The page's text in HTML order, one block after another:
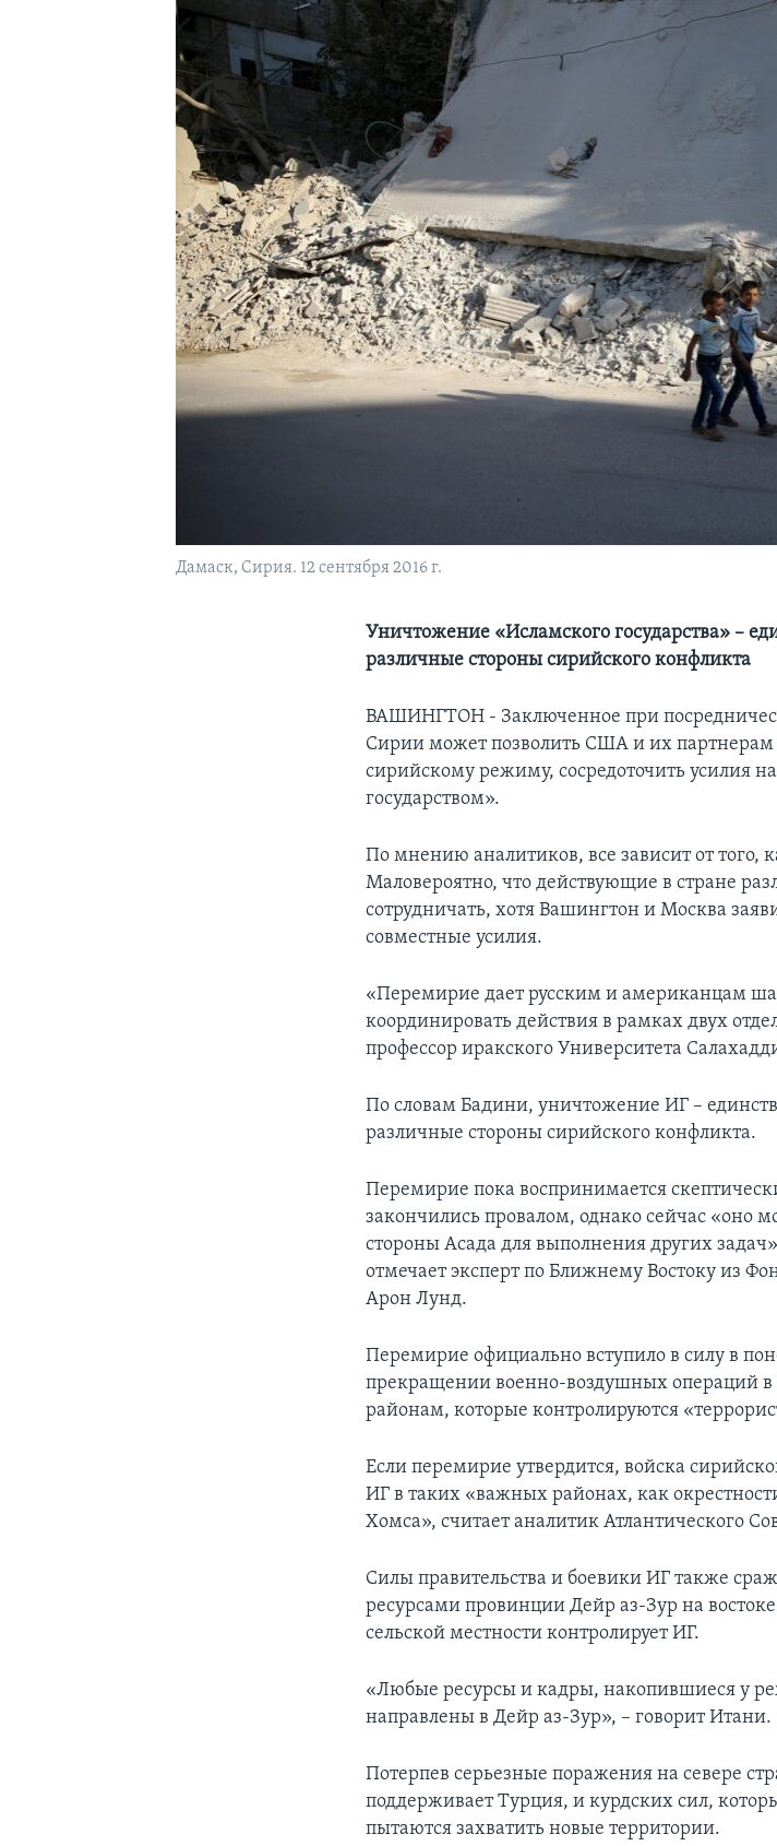
Дамаск, Сирия. 12 сентября 2016 г.
Уничтожение «Исламского государства» –
различные стороны сирийского конфликта
ВАШИНГТОН - Заключенное при
Сирии может позволить США и их партнерам
сирийскому режиму, сосредоточить усилия
государством».
По мнению аналитиков, все зависит от того,
Маловероятно, что действующие в стране
сотрудничать, хотя Вашингтон и Москва
совместные усилия.
«Перемирие дает русским и американцам
координировать действия в рамках двух
профессор иракского Университета
По словам Бадини, уничтожение ИГ –
различные стороны сирийского конфликта.
Перемирие пока воспринимается
закончились провалом, однако сейчас «оно
стороны Асада для выполнения других
отмечает эксперт по Ближнему Востоку из
Арон Лунд.
Перемирие официально вступило в силу в
прекращении военно-воздушных операций
районам, которые контролируются
Если перемирие утвердится, войска
ИГ в таких «важных районах, как
Хомса», считает аналитик Атлантического
Силы правительства и боевики ИГ также
ресурсами провинции Дейр аз-Зур на
сельской местности контролирует ИГ.
«Любые ресурсы и кадры, накопившиеся у
направлены в Дейр аз-Зур», – говорит Итани.
Потерпев серьезные поражения на севере
поддерживает Турция, и курдских сил,
пытаются захватить новые территории.